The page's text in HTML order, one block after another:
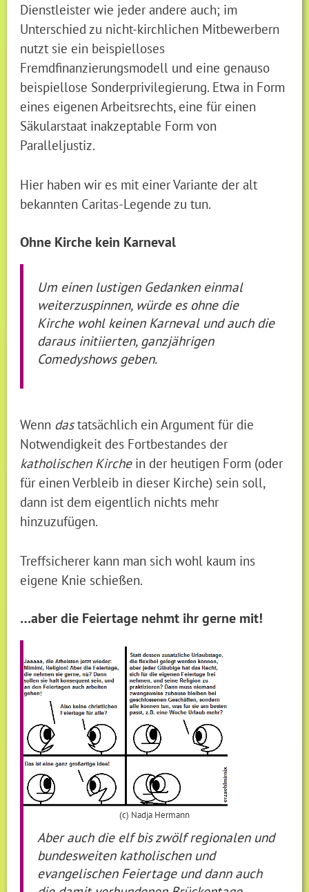
Dienstleister wie jeder andere auch; im
Unterschied zu nicht-kirchlichen Mitbewerbern
nutzt sie ein beispielloses
Fremdfinanzierungsmodell und eine genauso
beispiellose Sonderprivilegierung. Etwa in Form
eines eigenen Arbeitsrechts, eine für einen
Säkularstaat inakzeptable Form von
Paralleljustiz.
Hier haben wir es mit einer Variante der alt
bekannten Caritas-Legende zu tun.
Ohne Kirche kein Karneval
Um einen lustigen Gedanken einmal
weiterzuspinnen, würde es ohne die
Kirche wohl keinen Karneval und auch die
daraus initiierten, ganzjährigen
Comedyshows geben.
Wenn dastatsächlich ein Argument für die
Notwendigkeit des Fortbestandes der
katholischen Kirche in der heutigen Form (oder
für einen Verbleib in dieser Kirche) sein soll,
dann ist dem eigentlich nichts mehr
hinzuzufügen.
Treffsicherer kann man sich wohl kaum ins
eigene Knie schießen.
…aber die Feiertage nehmt ihr gerne mit!
(c) Nadja Hermann
Aber auch die elf bis zwölf regionalen und
bundesweiten katholischen und
evangelischen Feiertage und dann auch